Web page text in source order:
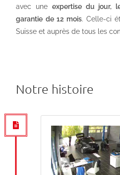
avec une expertise du jour,
garantie de 12 mois. Celle-ci
Suisse et auprès de tous les
Notre histoire